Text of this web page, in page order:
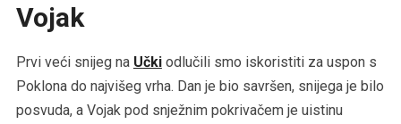
Vojak
Prvi veći snijeg na Učkiodlučili smo iskoristiti za uspon s
Poklona do najvišeg vrha. Dan je bio savršen, snijega je bilo
posvuda, a Vojak pod snježnim pokrivačem je uistinu